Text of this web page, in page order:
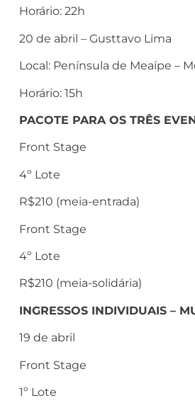
Horário: 22h
20 de abril – Gusttavo Lima
Local: Península de Meaípe –
Horário: 15h
PACOTE PARA OS TRÊS
Front Stage
4º Lote
R$210 (meia-entrada)
Front Stage
4º Lote
R$210 (meia-solidária)
INGRESSOS INDIVIDUAIS –
19 de abril
Front Stage
1º Lote